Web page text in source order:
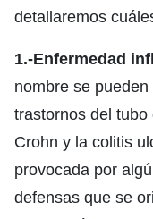
detallaremos
1.-Enfermedad
nombre se
trastornos del
Crohn y la colitis
provocada por
defensas que se